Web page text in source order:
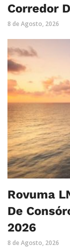
Corredor
8 de Agosto, 2026
Rovuma
De
2026
8 de Agosto, 2026